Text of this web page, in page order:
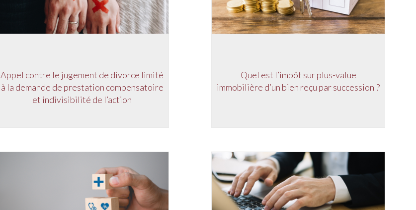
Appel contre le jugement de divorce limité
à la demande de prestation compensatoire
et indivisibilité de l’action
Quel est l’impôt sur plus-value
immobilière d’un bien reçu par succession ?